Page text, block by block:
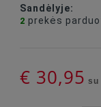
Sandėlyje:
2 prekės
€ 30,95 su